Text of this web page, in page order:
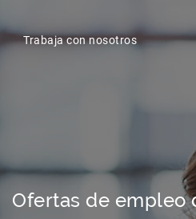
Trabaja con nosotros
Ofertas de empleo